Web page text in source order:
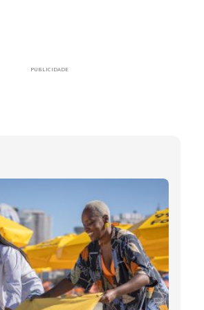
PUBLICIDADE